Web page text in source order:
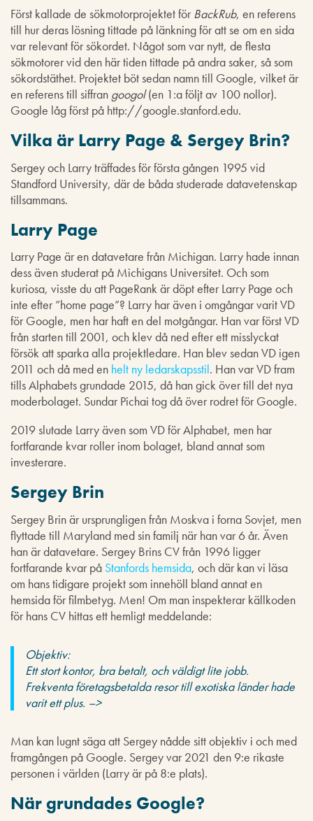
Först kallade de sökmotorprojektet för BackRub, en referens
till hur deras lösning tittade på länkning för att se om en sida
var relevant för sökordet. Något som var nytt, de flesta
sökmotorer vid den här tiden tittade på andra saker, så som
sökordstäthet. Projektet böt sedan namn till Google, vilket är
en referens till siffran googol(en 1:a följt av 100 nollor).
Google låg först på http://google.stanford.edu.
Vilka är Larry Page & Sergey Brin?
Sergey och Larry träffades för första gången 1995 vid
Standford University, där de båda studerade datavetenskap
tillsammans.
Larry Page
Larry Page är en datavetare från Michigan. Larry hade innan
dess även studerat på Michigans Universitet. Och som
kuriosa, visste du att PageRank är döpt efter Larry Page och
inte efter ”home page”? Larry har även i omgångar varit VD
för Google, men har haft en del motgångar. Han var först VD
från starten till 2001, och klev då ned efter ett misslyckat
försök att sparka alla projektledare. Han blev sedan VD igen
2011 och då med en helt ny ledarskapsstil. Han var VD fram
tills Alphabets grundade 2015, då han gick över till det nya
moderbolaget. Sundar Pichai tog då över rodret för Google.
2019 slutade Larry även som VD för Alphabet, men har
fortfarande kvar roller inom bolaget, bland annat som
investerare.
Sergey Brin
Sergey Brin är ursprungligen från Moskva i forna Sovjet, men
flyttade till Maryland med sin familj när han var 6 år. Även
han är datavetare. Sergey Brins CV från 1996 ligger
fortfarande kvar på Stanfords hemsida, och där kan vi läsa
om hans tidigare projekt som innehöll bland annat en
hemsida för filmbetyg. Men! Om man inspekterar källkoden
för hans CV hittas ett hemligt meddelande:
Objektiv:
Ett stort kontor, bra betalt, och väldigt lite jobb.
Frekventa företagsbetalda resor till exotiska länder hade
varit ett plus. –>
Man kan lugnt säga att Sergey nådde sitt objektiv i och med
framgången på Google. Sergey var 2021 den 9:e rikaste
personen i världen (Larry är på 8:e plats).
När grundades Google?